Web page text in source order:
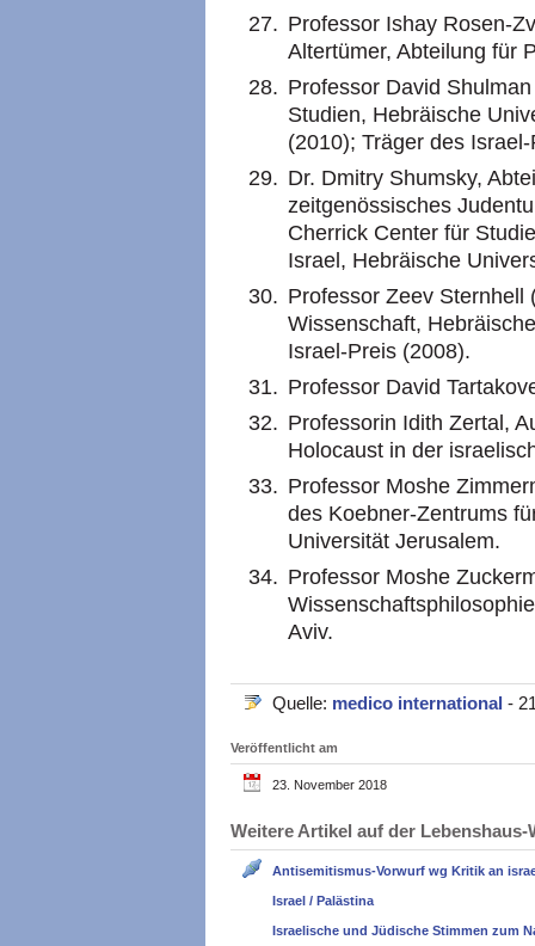
Professor Ishay Rosen-
Altertümer, Abteilung für
Professor David
Studien, Hebräische
(2010); Träger des
Dr. Dmitry Shumsky,
zeitgenössisches
Cherrick Center für
Israel, Hebräische
Professor Zeev Sternhell
Wissenschaft,
Israel-Preis (2008).
Professor David
Professorin Idith Zertal,
Holocaust in der
Professor Moshe
des Koebner-Zentrums
Universität Jerusalem.
Professor Moshe
Aviv.
Quelle: medico international -
Veröffentlicht am
23. November 2018
Weitere Artikel auf der
Antisemitismus-Vorwurf wg Kritik an
Israel / Palästina
Israelische und Jüdische Stimmen zum